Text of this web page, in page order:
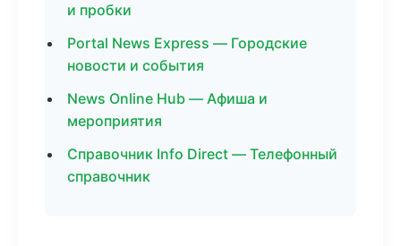
и пробки
Portal News Express — Городские
новости и события
News Online Hub — Афиша и
мероприятия
Справочник Info Direct — Телефонный
справочник